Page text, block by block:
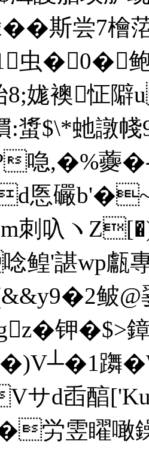
��斯尝7
虫�0�鲍
8;娏襖怔隦
螀$\*虵譈 
喼,�%虁�-
悘礹b'�~j
m刺叺ヽ
鳇'諶wp甗
&y9�2鲏
钾�$>
躌
臿醕['Ku
雴矅噉鐰